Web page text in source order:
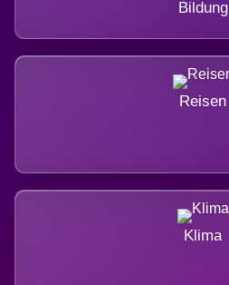
Bildung
Reisen
Klima